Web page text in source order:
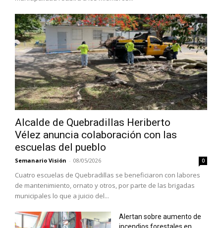
Alcalde de Quebradillas Heriberto
Vélez anuncia colaboración con las
escuelas del pueblo
Semanario Visión - 08/05/2026 0
Cuatro escuelas de Quebradillas se beneficiaron con labores
de mantenimiento, ornato y otros, por parte de las brigadas
municipales lo que a juicio del...
Alertan sobre aumento de